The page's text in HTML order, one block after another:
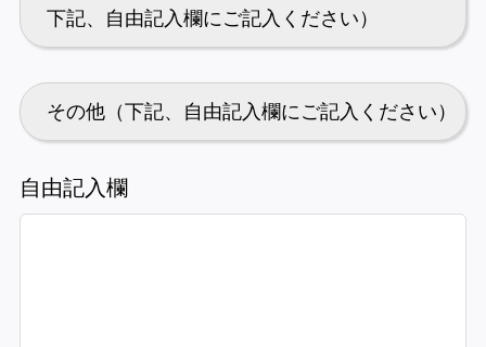
下記、自由記入欄にご記入ください）
その他（下記、自由記入欄にご記入ください）
自由記入欄